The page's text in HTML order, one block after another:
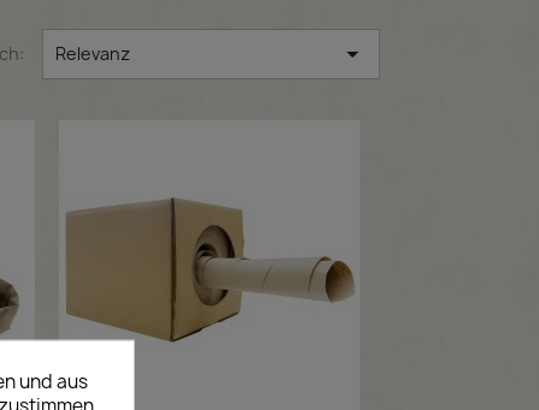
Relevanz 
und aus